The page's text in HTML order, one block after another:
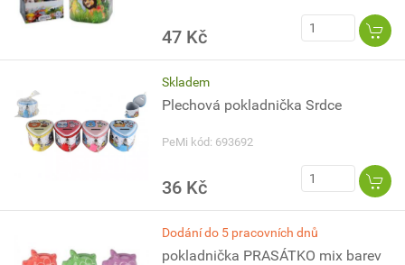
47 Kč
Skladem
Plechová pokladnička Srdce
PeMi kód: 693692
36 Kč
Dodání do 5 pracovních dnů
pokladnička PRASÁTKO mix barev